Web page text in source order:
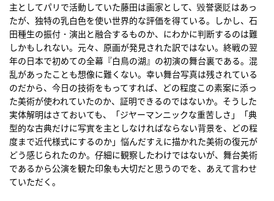
主としてパリで活動していた藤田は画家として、毀誉褒貶はあっ
たが、独特の乳白色を使い世界的な評価を得ている。しかし、石
田種生の振付・演出と融合するものか、にわかに判断するのは難
しかもしれない。元々、原画が発見された訳ではない。終戦の翌
年の日本で初めての全幕『白鳥の湖』の初演の舞台裏である。混
乱があったことも想像に難くない。幸い舞台写真は残されている
のだから、今日の技術をもってすれば、どの程度この素案に添っ
た美術が使われていたのか、証明できるのではないか。そうした
実体解明はさておいても、「ジヤーマンニックな重苦しさ」「典
型的な古典だけに写實を主としなければならない背景を、どの程
度まで近代様式にするのか」悩んだすえに描かれた美術の復元が
どう感じられたのか。仔細に観察したわけではないが、舞台美術
であるから公演を観た印象も大切だと思うのでを、あえて言わせ
ていただく。